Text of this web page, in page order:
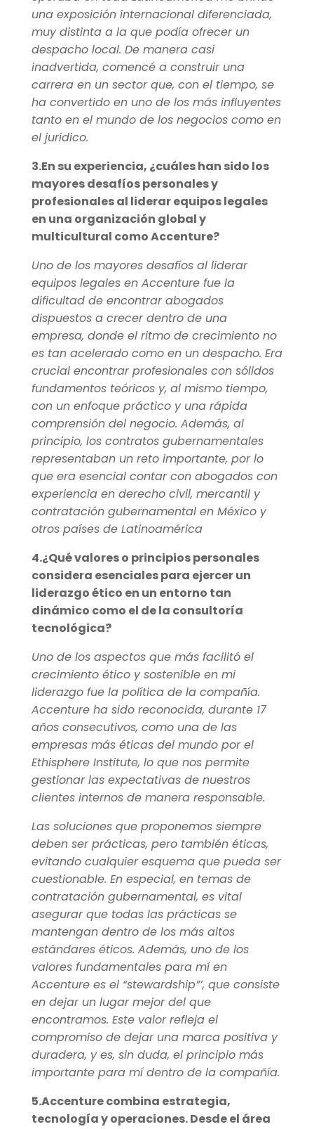
una exposición internacional diferenciada,
muy distinta a la que podía ofrecer un
despacho local. De manera casi
inadvertida, comencé a construir una
carrera en un sector que, con el tiempo, se
ha convertido en uno de los más influyentes
tanto en el mundo de los negocios como en
el jurídico.
3.En su experiencia, ¿cuáles han sido los
mayores desafíos personales y
profesionales al liderar equipos legales
en una organización global y
multicultural como Accenture?
Uno de los mayores desafíos al liderar
equipos legales en Accenture fue la
dificultad de encontrar abogados
dispuestos a crecer dentro de una
empresa, donde el ritmo de crecimiento no
es tan acelerado como en un despacho. Era
crucial encontrar profesionales con sólidos
fundamentos teóricos y, al mismo tiempo,
con un enfoque práctico y una rápida
comprensión del negocio. Además, al
principio, los contratos gubernamentales
representaban un reto importante, por lo
que era esencial contar con abogados con
experiencia en derecho civil, mercantil y
contratación gubernamental en México y
otros países de Latinoamérica
4.¿Qué valores o principios personales
considera esenciales para ejercer un
liderazgo ético en un entorno tan
dinámico como el de la consultoría
tecnológica?
Uno de los aspectos que más facilitó el
crecimiento ético y sostenible en mi
liderazgo fue la política de la compañía.
Accenture ha sido reconocida, durante 17
años consecutivos, como una de las
empresas más éticas del mundo por el
Ethisphere Institute, lo que nos permite
gestionar las expectativas de nuestros
clientes internos de manera responsable.
Las soluciones que proponemos siempre
deben ser prácticas, pero también éticas,
evitando cualquier esquema que pueda ser
cuestionable. En especial, en temas de
contratación gubernamental, es vital
asegurar que todas las prácticas se
mantengan dentro de los más altos
estándares éticos. Además, uno de los
valores fundamentales para mí en
Accenture es el “stewardship”’, que consiste
en dejar un lugar mejor del que
encontramos. Este valor refleja el
compromiso de dejar una marca positiva y
duradera, y es, sin duda, el principio más
importante para mí dentro de la compañía.
5.Accenture combina estrategia,
tecnología y operaciones. Desde el área